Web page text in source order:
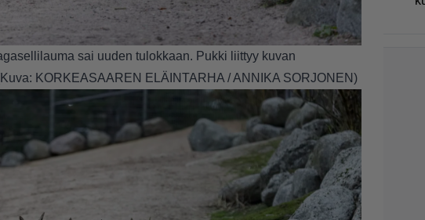
sai uuden tulokkaan. Pukki liittyy kuvan
KORKEASAAREN ELÄINTARHA / ANNIKA SORJONEN)